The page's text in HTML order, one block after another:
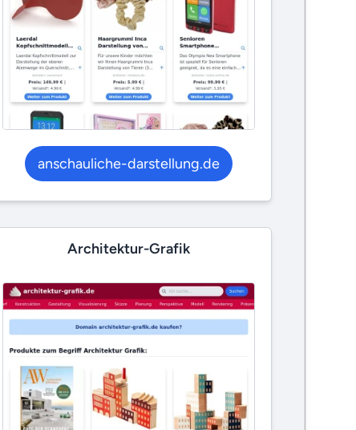
anschauliche-darstellung.de
Architektur-Grafik